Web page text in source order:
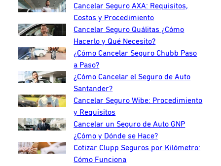
Cancelar Seguro AXA: Requisitos,
Costos y Procedimiento
Cancelar Seguro Quálitas ¿Cómo
Hacerlo y Qué Necesito?
¿Cómo Cancelar Seguro Chubb Paso
a Paso?
¿Cómo Cancelar el Seguro de Auto
Santander?
Cancelar Seguro Wibe: Procedimiento
y Requisitos
Cancelar un Seguro de Auto GNP
¿Cómo y Dónde se Hace?
Cotizar Clupp Seguros por Kilómetro:
Cómo Funciona